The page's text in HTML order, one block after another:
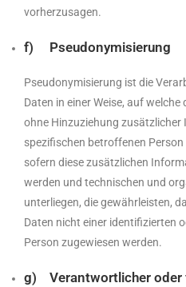
vorherzusagen.
f) Pseudonymisierung
Pseudonymisierung ist die
Daten in einer Weise, auf
ohne Hinzuziehung
spezifischen betroffenen
sofern diese zusätzlichen
werden und technischen und
unterliegen, die gewährleisten,
Daten nicht einer identifizierten
Person zugewiesen werden.
g) Verantwortlicher oder